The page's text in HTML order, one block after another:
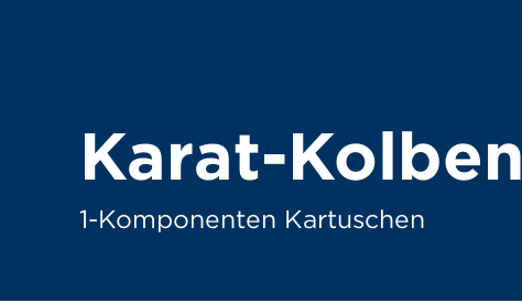
Farbkartuschen
Karat-Kolben
1-Komponenten Kartuschen